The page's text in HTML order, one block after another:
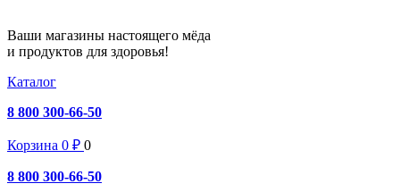
Ваши магазины настоящего мёда
и продуктов для здоровья!
Каталог
8 800 300-66-50
Корзина 0 ₽ 0
8 800 300-66-50